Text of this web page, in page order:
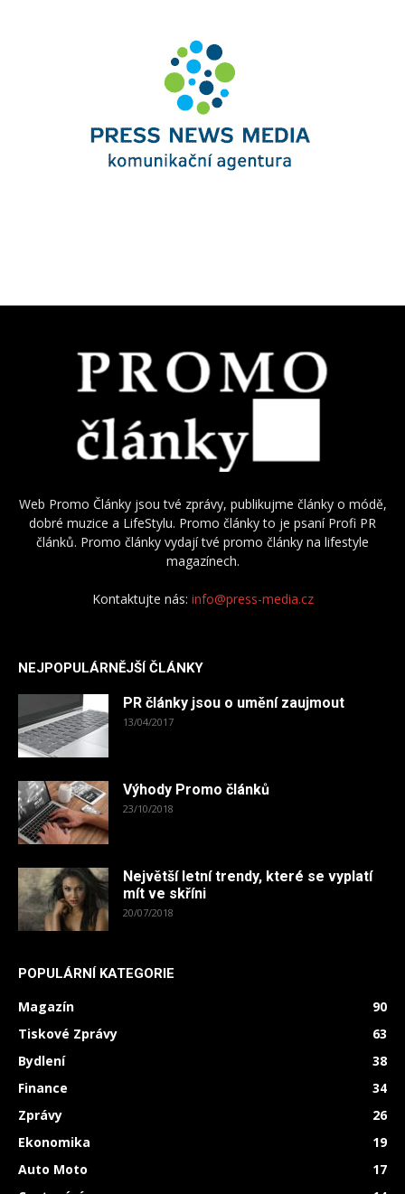
Web Promo Články jsou tvé zprávy, publikujme články o módě,
dobré muzice a LifeStylu. Promo články to je psaní Profi PR
článků. Promo články vydají tvé promo články na lifestyle
magazínech.
Kontaktujte nás: info@press-media.cz
NEJPOPULÁRNĚJŠÍ ČLÁNKY
PR články jsou o umění zaujmout
13/04/2017
Výhody Promo článků
23/10/2018
Největší letní trendy, které se vyplatí
mít ve skříni
20/07/2018
POPULÁRNÍ KATEGORIE
Magazín
90
Tiskové Zprávy
63
Bydlení
38
Finance
34
Zprávy
26
Ekonomika
19
Auto Moto
17